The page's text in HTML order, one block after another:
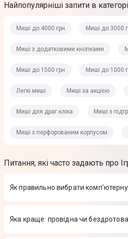
Найпопулярніші запити в
Миші до 4000 грн Миші до 3000
Миші з додатковими кнопками
Миші до 1500 грн Миші до 1000
Легкі миші Миші за акцією
Миші для драг кліка Миші з
Миші з перфорованим корпусом
Питання, які часто задають про
Як правильно вибрати
Зважай на завдання. Для роботи
моделі із тихим кліком. Для ігор
DPI від 2000, частота опитування
програмуються. Будь-яка миша має
Яка краще: провідна чи